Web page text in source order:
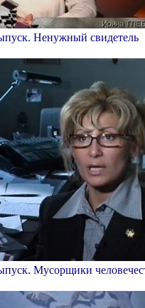
Ненужный свидетель
Мусорщики